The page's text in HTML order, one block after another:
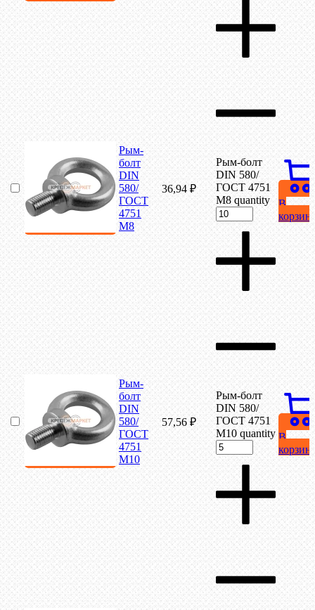
Рым-
болт
DIN
580/
ГОСТ
4751
М8
36,94 ₽
Рым-болт
DIN 580/
ГОСТ 4751
М8 quantity
В
Рым-
болт
DIN
580/
ГОСТ
4751
М10
57,56 ₽
Рым-болт
DIN 580/
ГОСТ 4751
М10 quantity В